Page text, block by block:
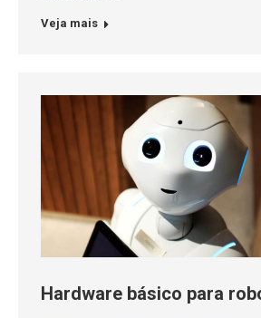
Veja mais
Hardware básico para